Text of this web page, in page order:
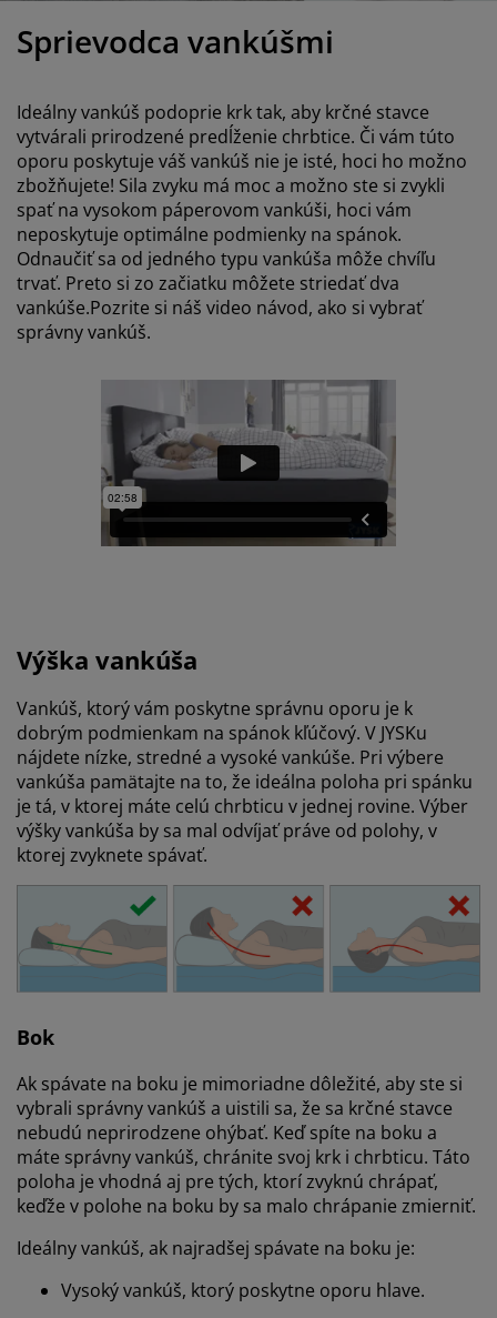
skrine
do spálne
s úložným priestorom
matrace
postele
nábytku
osvetlenie
izba
Sprievodca vankúšmi
Ideálny vankúš podoprie krk tak, aby krčné stavce
vytvárali prirodzené predĺženie chrbtice. Či vám túto
oporu poskytuje váš vankúš nie je isté, hoci ho možno
zbožňujete! Sila zvyku má moc a možno ste si zvykli
spať na vysokom páperovom vankúši, hoci vám
neposkytuje optimálne podmienky na spánok.
Odnaučiť sa od jedného typu vankúša môže chvíľu
trvať. Preto si zo začiatku môžete striedať dva
vankúše.Pozrite si náš video návod, ako si vybrať
správny vankúš.
Výška vankúša
Vankúš, ktorý vám poskytne správnu oporu je k
dobrým podmienkam na spánok kľúčový. V JYSKu
nájdete nízke, stredné a vysoké vankúše. Pri výbere
vankúša pamätajte na to, že ideálna poloha pri spánku
je tá, v ktorej máte celú chrbticu v jednej rovine. Výber
výšky vankúša by sa mal odvíjať práve od polohy, v
ktorej zvyknete spávať.
Bok
Ak spávate na boku je mimoriadne dôležité, aby ste si
vybrali správny vankúš a uistili sa, že sa krčné stavce
nebudú neprirodzene ohýbať. Keď spíte na boku a
máte správny vankúš, chránite svoj krk i chrbticu. Táto
poloha je vhodná aj pre tých, ktorí zvyknú chrápať,
keďže v polohe na boku by sa malo chrápanie zmierniť.
Ideálny vankúš, ak najradšej spávate na boku je:
Vysoký vankúš, ktorý poskytne oporu hlave.